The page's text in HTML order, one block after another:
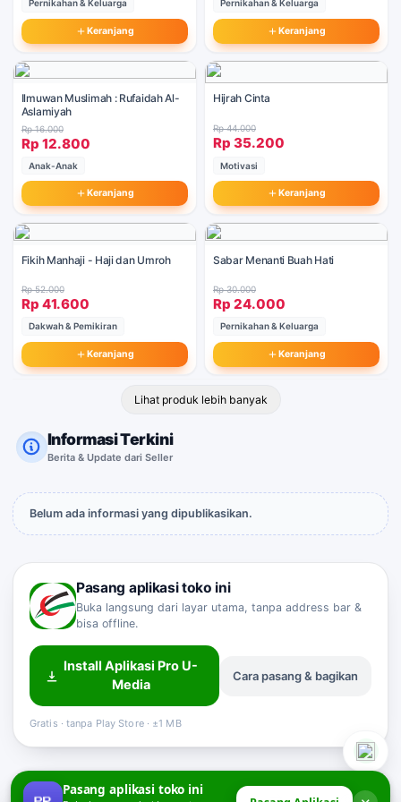
Pernikahan & Keluarga
Keranjang
Pernikahan & Keluarga
Keranjang
Ilmuwan Muslimah : Rufaidah Al-
Aslamiyah
Rp 16.000
Rp 12.800
Anak-Anak
Keranjang
Hijrah Cinta
Rp 44.000
Rp 35.200
Motivasi
Keranjang
Fikih Manhaji - Haji dan Umroh
Rp 52.000
Rp 41.600
Dakwah & Pemikiran
Keranjang
Sabar Menanti Buah Hati
Rp 30.000
Rp 24.000
Pernikahan & Keluarga
Keranjang
Lihat produk lebih banyak
Informasi Terkini
Berita & Update dari Seller
Belum ada informasi yang dipublikasikan.
Sahabat Pro-U
Pasang aplikasi toko ini
Buka langsung dari layar utama, tanpa address bar &
bisa offline.
Install Aplikasi Pro U-
Media
Cara pasang & bagikan
Gratis · tanpa Play Store · ±1 MB
Pasang aplikasi toko ini